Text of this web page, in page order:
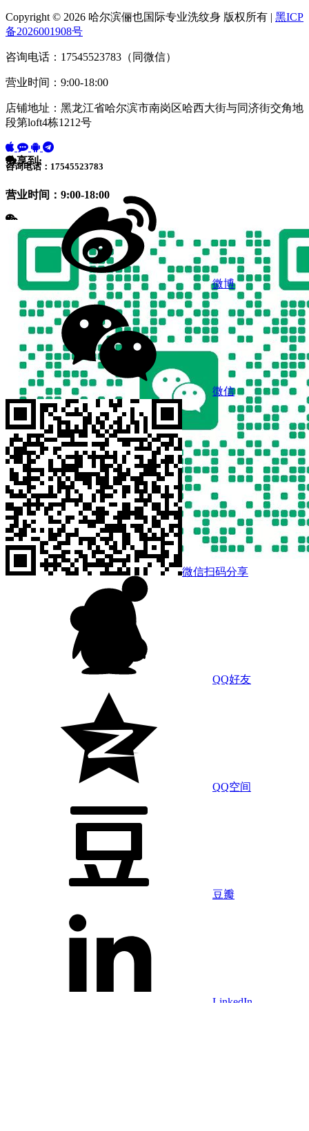
Copyright © 2026 哈尔滨俪也国际专业洗纹身 版权所有 | 黑ICP
备2026001908号
咨询电话：17545523783（同微信）
营业时间：9:00-18:00
店铺地址：黑龙江省哈尔滨市南岗区哈西大街与同济街交角地
段第loft4栋1212号
咨询电话：17545523783
营业时间：9:00-18:00
分享到:
微博
微信
微信扫码分享
QQ好友
QQ空间
豆瓣
LinkedIn